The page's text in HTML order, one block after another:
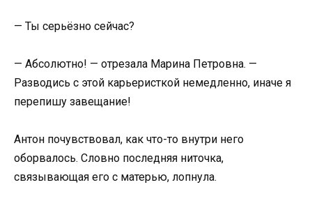
— Ты серьёзно сейчас?
— Абсолютно! — отрезала Марина Петровна. —
Разводись с этой карьеристкой немедленно, иначе я
перепишу завещание!
Антон почувствовал, как что-то внутри него
оборвалось. Словно последняя ниточка,
связывающая его с матерью, лопнула.